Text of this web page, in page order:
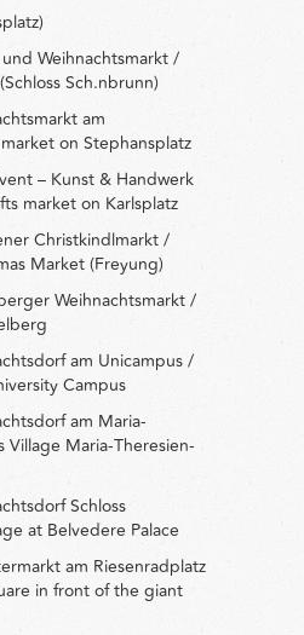
Weihnachtsmarkt /
Sch.nbrunn)
am
on Stephansplatz
– Kunst & Handwerk
market on Karlsplatz
Christkindlmarkt /
Market (Freyung)
Weihnachtsmarkt /
am Unicampus /
Campus
am Maria-
Village Maria-Theresien-
Schloss
at Belvedere Palace
am Riesenradplatz
in front of the giant